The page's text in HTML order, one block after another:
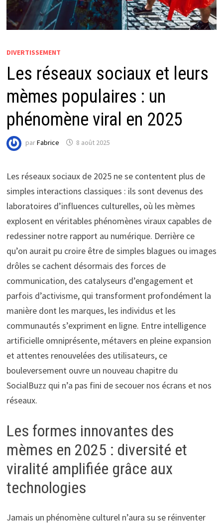
DIVERTISSEMENT
Les réseaux sociaux et leurs
mèmes populaires : un
phénomène viral en 2025
parFabrice 8 août 2025
Les réseaux sociaux de 2025 ne se contentent plus de
simples interactions classiques : ils sont devenus des
laboratoires d’influences culturelles, où les mèmes
explosent en véritables phénomènes viraux capables de
redessiner notre rapport au numérique. Derrière ce
qu’on aurait pu croire être de simples blagues ou images
drôles se cachent désormais des forces de
communication, des catalyseurs d’engagement et
parfois d’activisme, qui transforment profondément la
manière dont les marques, les individus et les
communautés s’expriment en ligne. Entre intelligence
artificielle omniprésente, métavers en pleine expansion
et attentes renouvelées des utilisateurs, ce
bouleversement ouvre un nouveau chapitre du
SocialBuzz qui n’a pas fini de secouer nos écrans et nos
réseaux.
Les formes innovantes des
mèmes en 2025 : diversité et
viralité amplifiée grâce aux
technologies
Jamais un phénomène culturel n’aura su se réinventer